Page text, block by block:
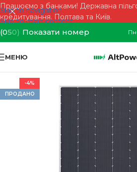
Skip to navigation
Skip to main content
Працюємо з банками! Державна
кредитування. Полтава та Київ.
(050) Показати номер
МЕНЮ
-4%
ПРОДАНО